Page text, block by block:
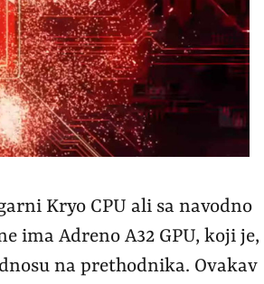
Kryo CPU ali sa navodno
ima Adreno A32 GPU, koji je,
na prethodnika. Ovakav